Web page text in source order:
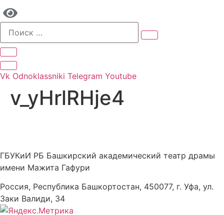
Vk Odnoklassniki Telegram Youtube
v_yHrlRHje4
ГБУКиИ РБ Башкирский академический театр драмы
имени Мажита Гафури
Россия, Республика Башкортостан, 450077, г. Уфа, ул.
Заки Валиди, 34